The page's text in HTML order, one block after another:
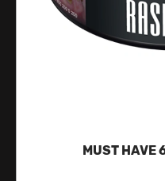
MUST HAVE